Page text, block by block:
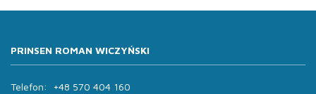
PRINSEN ROMAN WICZYŃSKI
Telefon:
+48 570 404 160